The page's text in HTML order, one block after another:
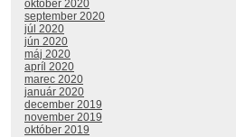
október 2020
september 2020
júl 2020
jún 2020
máj 2020
apríl 2020
marec 2020
január 2020
december 2019
november 2019
október 2019